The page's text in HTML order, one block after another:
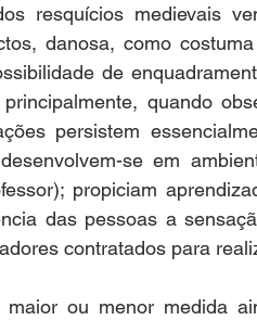
resquícios medievais
danosa, como
de
quando
persistem
se em
propiciam
das pessoas a
contratados para
ou menor medida